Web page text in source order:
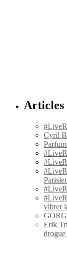
Articles
Cyril
vibrer
Erik
drogue